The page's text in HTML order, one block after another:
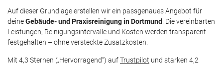
Auf dieser Grundlage erstellen wir ein passgenaues Angebot für
deineGebäude- und Praxisreinigung in Dortmund. Die vereinbarten
Leistungen, Reinigungsintervalle und Kosten werden transparent
festgehalten – ohne versteckte Zusatzkosten.
Mit 4,3 Sternen („Hervorragend“) aufTrustpilot und starken 4,2